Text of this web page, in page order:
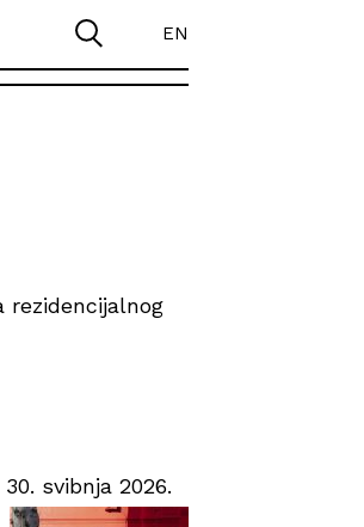
EN
rezidencijalnog
svibnja 2026.